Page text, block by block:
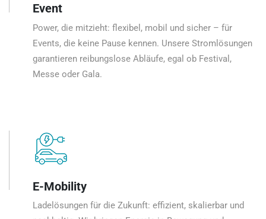
Event
Power, die mitzieht: flexibel, mobil und sicher – für
Events, die keine Pause kennen. Unsere Stromlösungen
garantieren reibungslose Abläufe, egal ob Festival,
Messe oder Gala.
E-Mobility
Ladelösungen für die Zukunft: effizient, skalierbar und